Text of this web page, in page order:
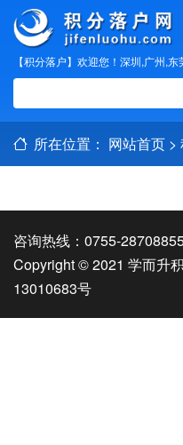
【积分落户】欢迎您！深圳,广州,
所在位置： 网站首页 >
咨询热线：0755-
Copyright © 2021 学而升
13010683号